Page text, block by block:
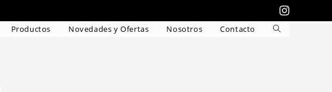
Productos Novedades y Ofertas Nosotros Contacto
Alternar